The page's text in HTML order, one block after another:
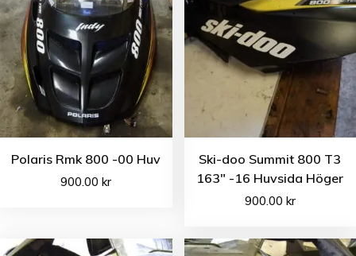
Polaris Rmk 800 -00 Huv
900.00kr
Ski-doo Summit 800 T3
163″ -16 Huvsida Höger
900.00 kr